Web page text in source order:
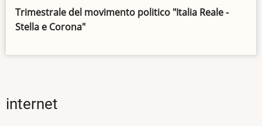
Trimestrale del movimento politico "Italia Reale -
Stella e Corona"
internet